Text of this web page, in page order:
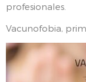
profesionales.
Vacunofobia,